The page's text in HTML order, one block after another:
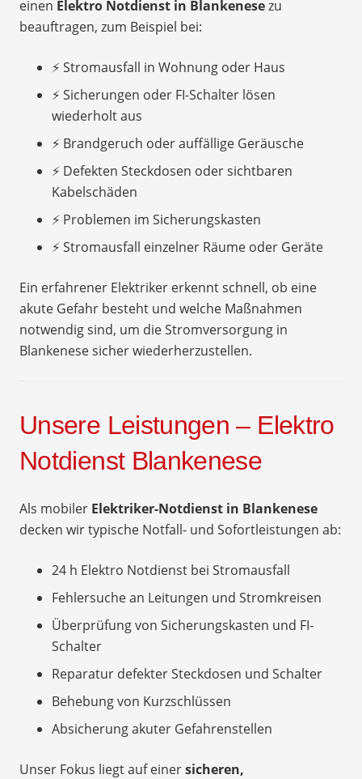
einen Elektro Notdienst in Blankenesezu
beauftragen, zum Beispiel bei:
⚡ Stromausfall in Wohnung oder Haus
⚡ Sicherungen oder FI-Schalter lösen
wiederholt aus
⚡ Brandgeruch oder auffällige Geräusche
⚡ Defekten Steckdosen oder sichtbaren
Kabelschäden
⚡ Problemen im Sicherungskasten
⚡ Stromausfall einzelner Räume oder Geräte
Ein erfahrener Elektriker erkennt schnell, ob eine
akute Gefahr besteht und welche Maßnahmen
notwendig sind, um die Stromversorgung in
Blankenese sicher wiederherzustellen.
Unsere Leistungen – Elektro
Notdienst Blankenese
Als mobiler Elektriker-Notdienst in Blankenese
decken wir typische Notfall- und Sofortleistungen ab:
24 h Elektro Notdienst bei Stromausfall
Fehlersuche an Leitungen und Stromkreisen
Überprüfung von Sicherungskasten und FI-
Schalter
Reparatur defekter Steckdosen und Schalter
Behebung von Kurzschlüssen
Absicherung akuter Gefahrenstellen
Unser Fokus liegt auf einersicheren,